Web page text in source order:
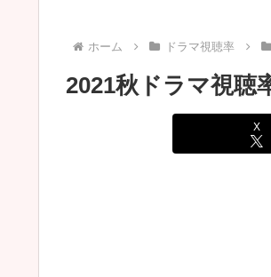
ホーム ドラマ視聴率
2021秋ドラマ視聴
X